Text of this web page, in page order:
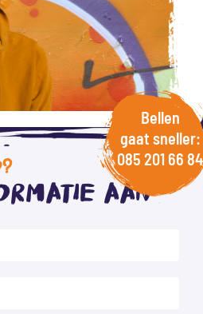
Bellen
gaat sneller:
085 201 66 84
aan